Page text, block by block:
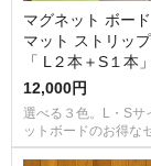
マグネット ボード
マット ストリップ
「 L２本＋S１本
12,000円
選べる３色。L・Sサ
ットボードのお得な